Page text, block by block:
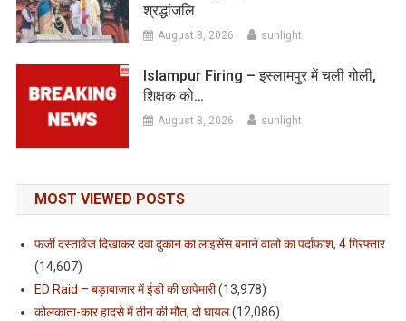
श्रद्धांजलि
August 8, 2026 sunlight
Islampur Firing – इस्लामपुर में चली गोली,
शिक्षक को…
August 8, 2026 sunlight
MOST VIEWED POSTS
फर्जी दस्तावेज दिखाकर दवा दुकान का लाइसेंस बनाने वालो का पर्दाफाश, 4 गिरफ्तार
(14,607)
ED Raid – बड़ाबाजार में ईडी की छापेमारी(13,978)
कोलकाता-कार हादसे में तीन की मौत, दो घायल(12,086)